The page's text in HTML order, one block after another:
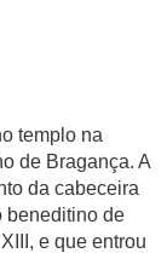
templo na
de Bragança. A
da cabeceira
beneditino de
e que entrou